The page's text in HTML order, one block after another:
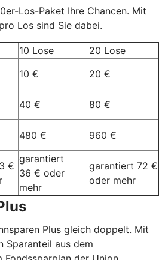
Los-Paket Ihre Chancen. Mit
Los sind Sie dabei.
10 Lose
20 Lose
10 €
20 €
40 €
80 €
480 €
960 €
€
garantiert
36 € oder
mehr
garantiert 72 €
oder mehr
Plus gleich doppelt. Mit
Sparanteil aus dem